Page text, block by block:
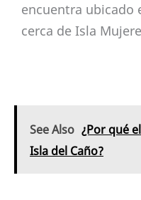
encuentra ubicado
cerca de Isla
See Also ¿Por qué
Isla del Caño?